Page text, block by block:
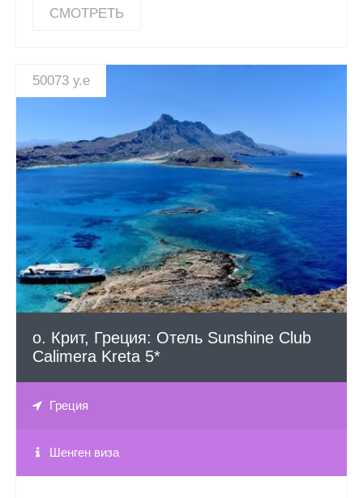
СМОТРЕТЬ
50073 у.е
СМОТРЕТЬ
о. Крит, Греция: Отель Sunshine Club
Calimera Kreta 5*
Греция
Шенген виза